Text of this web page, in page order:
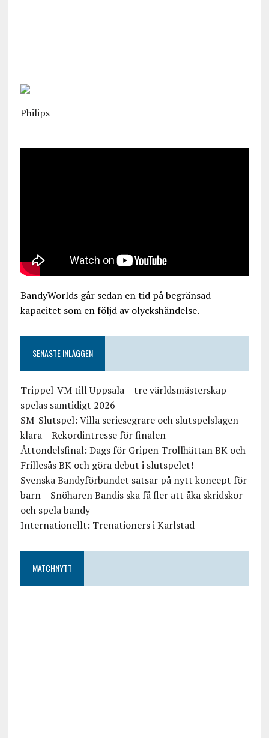
Philips
BandyWorlds går sedan en tid på begränsad
kapacitet som en följd av olyckshändelse.
SENASTE INLÄGGEN
Trippel-VM till Uppsala – tre världsmästerskap
spelas samtidigt 2026
SM-Slutspel: Villa seriesegrare och slutspelslagen
klara – Rekordintresse för finalen
Åttondelsfinal: Dags för Gripen Trollhättan BK och
Frillesås BK och göra debut i slutspelet!
Svenska Bandyförbundet satsar på nytt koncept för
barn – Snöharen Bandis ska få fler att åka skridskor
och spela bandy
Internationellt: Trenationers i Karlstad
MATCHNYTT